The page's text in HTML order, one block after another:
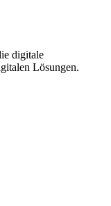
digitale
Lösungen.